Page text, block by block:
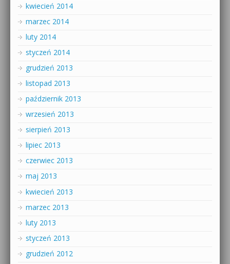
kwiecień 2014
marzec 2014
luty 2014
styczeń 2014
grudzień 2013
listopad 2013
październik 2013
wrzesień 2013
sierpień 2013
lipiec 2013
czerwiec 2013
maj 2013
kwiecień 2013
marzec 2013
luty 2013
styczeń 2013
grudzień 2012